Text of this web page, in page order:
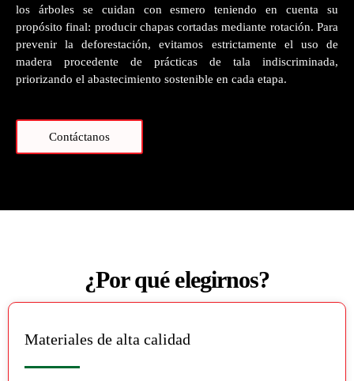
los árboles se cuidan con esmero teniendo en cuenta su
propósito final: producir chapas cortadas mediante rotación. Para
prevenir la deforestación, evitamos estrictamente el uso de
madera procedente de prácticas de tala indiscriminada,
priorizando el abastecimiento sostenible en cada etapa.
Contáctanos
¿Por qué elegirnos?
Materiales de alta calidad